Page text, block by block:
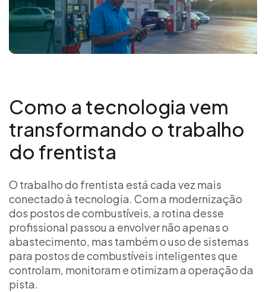
Como a tecnologia vem
transformando o trabalho
do frentista
O trabalho do frentista está cada vez mais
conectado à tecnologia. Com a modernização
dos postos de combustíveis, a rotina desse
profissional passou a envolver não apenas o
abastecimento, mas também o uso de sistemas
para postos de combustíveis inteligentes que
controlam, monitoram e otimizam a operação da
pista.